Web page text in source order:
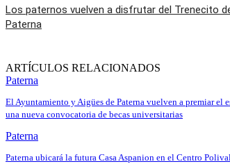
Los paternos vuelven a disfrutar del Trenecito
Paterna
ARTÍCULOS RELACIONADOS
Paterna
El Ayuntamiento y Aigües de Paterna vuelven a premiar el
una nueva convocatoria de becas universitarias
Paterna
Paterna ubicará la futura Casa Aspanion en el Centro